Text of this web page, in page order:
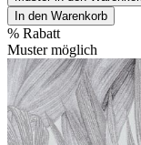
In den Warenkorb
% Rabatt
Muster möglich